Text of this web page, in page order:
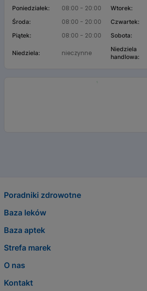
Poniedziałek: 08:00 - 20:00 Wtorek:
Środa: 08:00 - 20:00 Czwartek:
Piątek: 08:00 - 20:00 Sobota:
Niedziela: nieczynne
Niedziela
handlowa:
Poradniki zdrowotne
Baza leków
Baza aptek
Strefa marek
O nas
Kontakt